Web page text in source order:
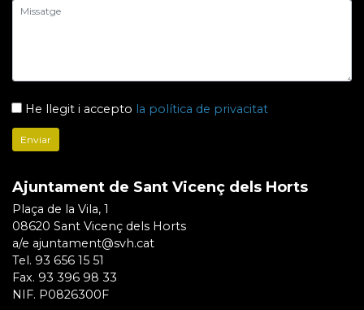
He llegit i accepto la política de privacitat
Ajuntament de Sant Vicenç dels Horts
Plaça de la Vila, 1
08620 Sant Vicenç dels Horts
a/e ajuntament@svh.cat
Tel. 93 656 15 51
Fax. 93 396 98 33
NIF. P0826300F